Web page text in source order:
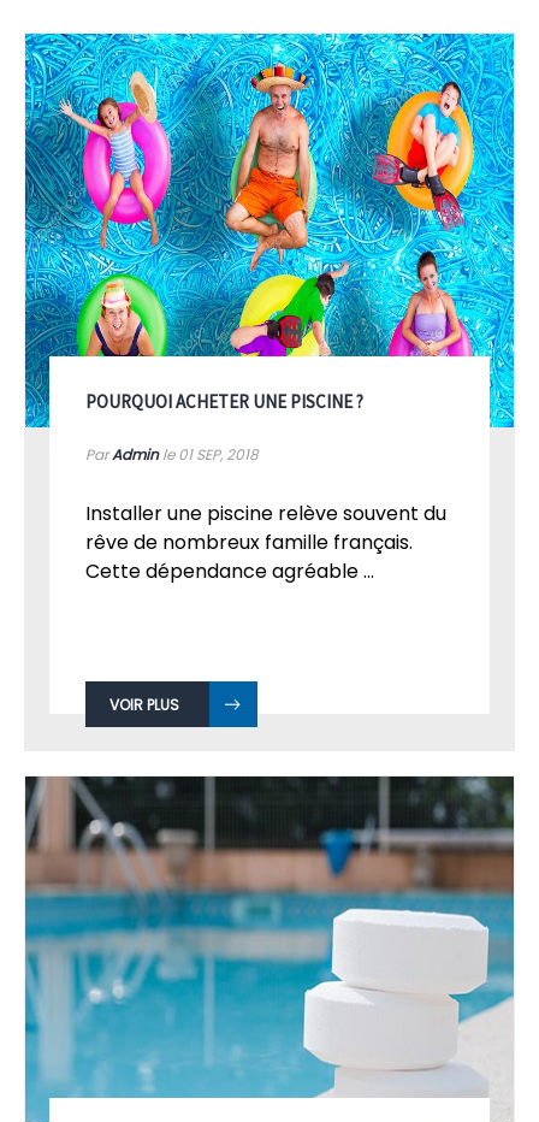
POURQUOI ACHETER UNE PISCINE ?
ParAdminle 01SEP, 2018
Installer une piscine relève souvent du
rêve de nombreux famille français.
Cette dépendance agréable ...
VOIR PLUS